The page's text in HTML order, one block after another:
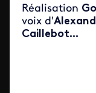
Réalisation
voix d'
Caillebot...